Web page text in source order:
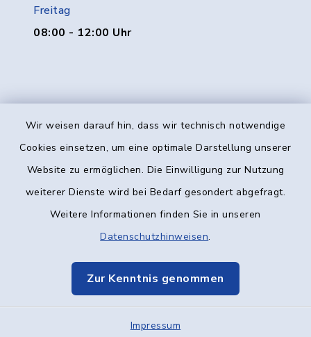
Wir weisen darauf hin, dass wir technisch notwendige
Cookies einsetzen, um eine optimale Darstellung unserer
Website zu ermöglichen. Die Einwilligung zur Nutzung
weiterer Dienste wird bei Bedarf gesondert abgefragt.
Weitere Informationen finden Sie in unseren
Datenschutzhinweisen.
Zur Kenntnis genommen
Impressum
Freitag
08:00 - 12:00 Uhr
Kontakt
Datenschutz
Elektronische Kommunikation
Sitemap